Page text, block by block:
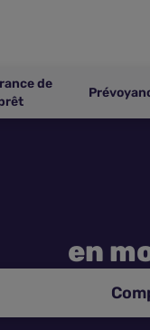
de
en